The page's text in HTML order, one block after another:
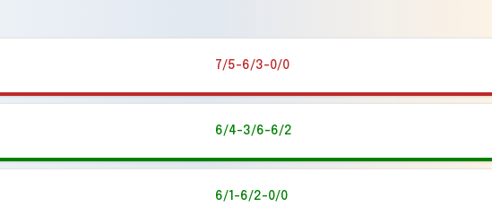
7/5-6/3-0/0
6/4-3/6-6/2
6/1-6/2-0/0